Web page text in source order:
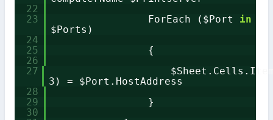
22
23
ForEach ($Port in
$Ports)
24
25
{
26
27
3) = $Port.HostAddress
28
29
}
30